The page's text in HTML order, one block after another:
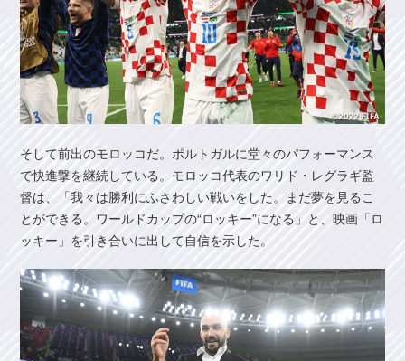
そして前出のモロッコだ。ポルトガルに堂々のパフォーマンス
で快進撃を継続している。モロッコ代表のワリド・レグラギ監
督は、「我々は勝利にふさわしい戦いをした。まだ夢を見るこ
とができる。ワールドカップの“ロッキー”になる」と、映画「ロ
ッキー」を引き合いに出して自信を示した。